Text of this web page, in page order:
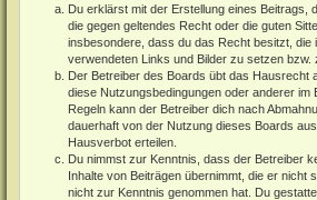
Du erklärst mit der Erstellung eines Beitrags,
die gegen geltendes Recht oder die guten
insbesondere, dass du das Recht besitzt, die
verwendeten Links und Bilder zu setzen bzw.
Der Betreiber des Boards übt das Hausrecht
diese Nutzungsbedingungen oder anderer im
Regeln kann der Betreiber dich nach
dauerhaft von der Nutzung dieses Boards
Hausverbot erteilen.
Du nimmst zur Kenntnis, dass der Betreiber
Inhalte von Beiträgen übernimmt, die er nicht
nicht zur Kenntnis genommen hat. Du